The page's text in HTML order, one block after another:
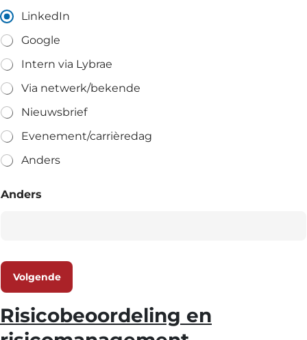
LinkedIn
Google
Intern via Lybrae
Via netwerk/bekende
Nieuwsbrief
Evenement/carrièredag
Anders
Anders
Volgende
Risicobeoordeling en